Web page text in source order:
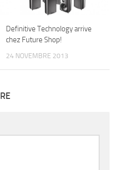
Definitive Technology arrive
chez Future Shop!
24 NOVEMBRE 2013